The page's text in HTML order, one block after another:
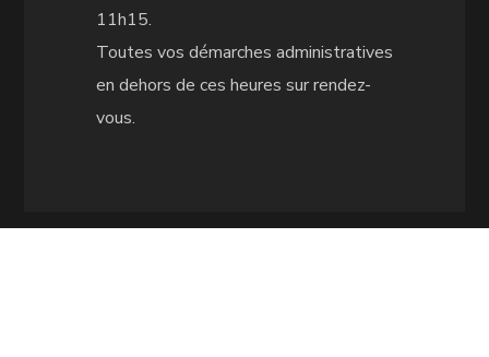
11h15.
Toutes vos démarches administratives
en dehors de ces heures sur rendez-
vous.